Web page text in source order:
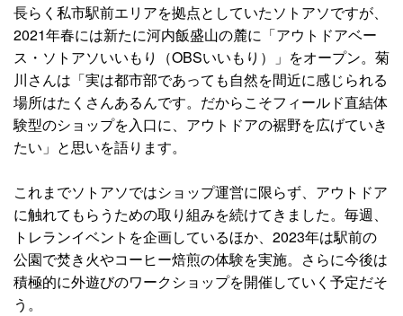
長らく私市駅前エリアを拠点としていたソトアソですが、
2021年春には新たに河内飯盛山の麓に「アウトドアベー
ス・ソトアソいいもり（OBSいいもり）」をオープン。菊
川さんは「実は都市部であっても自然を間近に感じられる
場所はたくさんあるんです。だからこそフィールド直結体
験型のショップを入口に、アウトドアの裾野を広げていき
たい」と思いを語ります。
これまでソトアソではショップ運営に限らず、アウトドア
に触れてもらうための取り組みを続けてきました。毎週、
トレランイベントを企画しているほか、2023年は駅前の
公園で焚き火やコーヒー焙煎の体験を実施。さらに今後は
積極的に外遊びのワークショップを開催していく予定だそ
う。